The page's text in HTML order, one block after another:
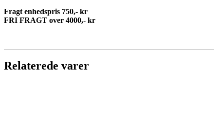
Fragt enhedspris 750,- kr
FRI FRAGT over 4000,- kr
Relaterede varer